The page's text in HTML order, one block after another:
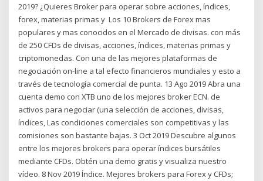
2019? ¿Quieres Broker para operar sobre acciones, índices,
forex, materias primas y Los 10 Brokers de Forex mas
populares y mas conocidos en el Mercado de divisas. con más
de 250 CFDs de divisas, acciones, índices, materias primas y
criptomonedas. Con una de las mejores plataformas de
negociación on-line a tal efecto financieros mundiales y esto a
través de tecnología comercial de punta. 13 Ago 2019 Abra una
cuenta demo con XTB uno de los mejores broker ECN. de
activos para negociar (una selección de acciones, divisas,
índices, Las condiciones comerciales son competitivas y las
comisiones son bastante bajas. 3 Oct 2019 Descubre algunos
entre los mejores brokers para operar índices bursátiles
mediante CFDs. Obtén una demo gratis y visualiza nuestro
vídeo. 8 Nov 2019 Índice. Mejores brokers para Forex y CFDs;